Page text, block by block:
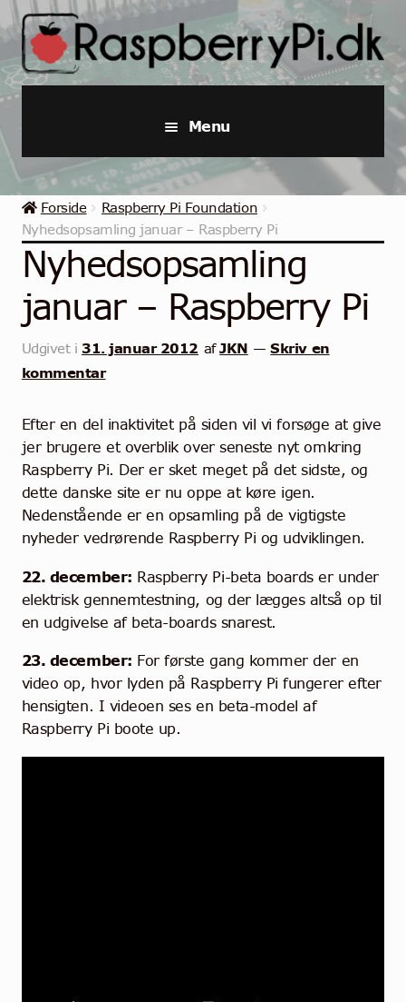
Spring
til
navigation
Spring
til
indhold
Menu
Raspberry Pi
Startpakker & Kits
Industriel Raspberry Pi
Raspberry Pi Tilbehør
Samlinger
Kontakt
Dansk
Forside
Raspberry Pi Foundation
Nyhedsopsamling januar – Raspberry Pi
Nyhedsopsamling
januar – Raspberry Pi
Udgivet i 31. januar 2012 afJKN —Skriv en
kommentar
Efter en del inaktivitet på siden vil vi forsøge at give
jer brugere et overblik over seneste nyt omkring
Raspberry Pi. Der er sket meget på det sidste, og
dette danske site er nu oppe at køre igen.
Nedenstående er en opsamling på de vigtigste
nyheder vedrørende Raspberry Pi og udviklingen.
22. december: Raspberry Pi-beta boards er under
elektrisk gennemtestning, og der lægges altså op til
en udgivelse af beta-boards snarest.
23. december: For første gang kommer der en
video op, hvor lyden på Raspberry Pi fungerer efter
hensigten. I videoen ses en beta-model af
Raspberry Pi boote up.